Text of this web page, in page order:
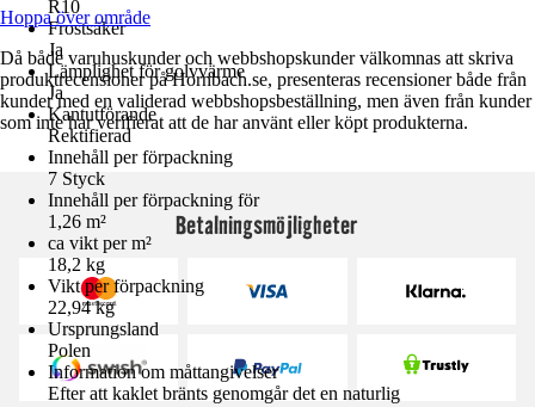
R10
Frostsäker
Ja
Lämplighet för golvvärme
Ja
Kantutförande
Rektifierad
Innehåll per förpackning
7 Styck
Innehåll per förpackning för
1,26 m²
ca vikt per m²
18,2 kg
Vikt per förpackning
22,94 kg
Ursprungsland
Polen
Information om måttangivelser
Efter att kaklet bränts genomgår det en naturlig
Hoppa över område
Då både varuhuskunder och webbshopskunder välkomnas att skriva
produktrecensioner på Hornbach.se, presenteras recensioner både från
kunder med en validerad webbshopsbeställning, men även från kunder
som inte har verifierat att de har använt eller köpt produkterna.
Betalningsmöjligheter